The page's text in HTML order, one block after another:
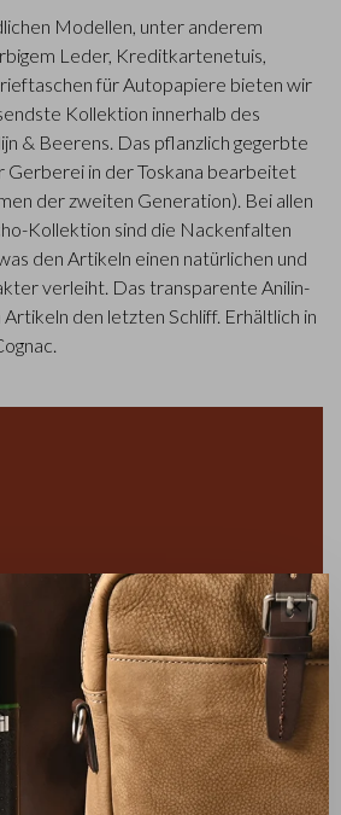
Modellen, unter anderem
Leder, Kreditkartenetuis,
für Autopapiere bieten wir
Kollektion innerhalb des
& Beerens. Das pflanzlich gegerbte
Gerberei in der Toskana bearbeitet
der zweiten Generation). Bei allen
Kollektion sind die Nackenfalten
den Artikeln einen natürlichen und
verleiht. Das transparente Anilin-
den letzten Schliff. Erhältlich in
✕